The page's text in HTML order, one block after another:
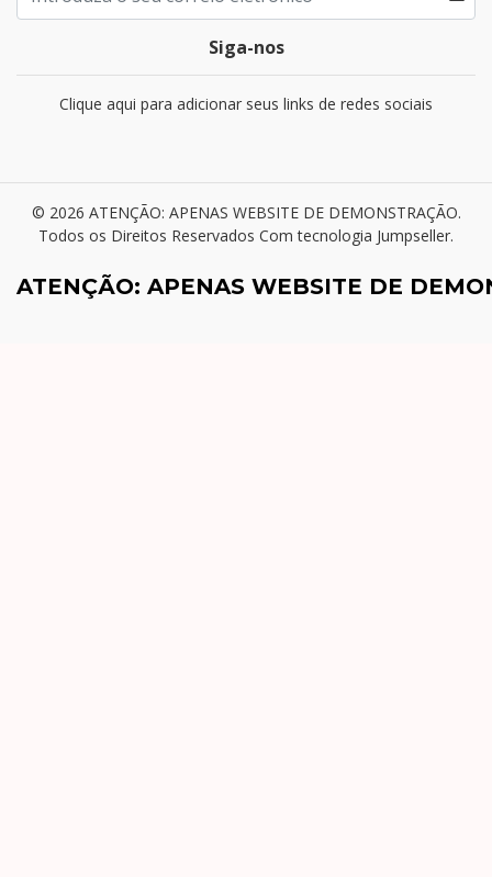
Siga-nos
Clique aqui para adicionar seus links de redes sociais
© 2026 ATENÇÃO: APENAS WEBSITE DE DEMONSTRAÇÃO.
Todos os Direitos Reservados Com tecnologia Jumpseller.
ATENÇÃO: APENAS WEBSITE DE